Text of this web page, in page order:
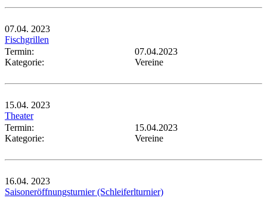
07.04. 2023
Fischgrillen
Termin:
07.04.2023
Kategorie:
Vereine
15.04. 2023
Theater
Termin:
15.04.2023
Kategorie:
Vereine
16.04. 2023
Saisoneröffnungsturnier (Schleiferlturnier)